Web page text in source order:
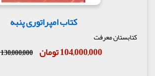
کتاب امپراتوری پنبه
کتابستان معرفت
104,000,000 تومان 130,000,000 تومان